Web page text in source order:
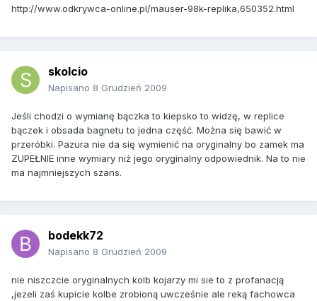
http://www.odkrywca-online.pl/mauser-98k-replika,650352.html
skolcio
Napisano 8 Grudzień 2009
Jeśli chodzi o wymianę bączka to kiepsko to widzę, w replice
bączek i obsada bagnetu to jedna część. Można się bawić w
przeróbki. Pazura nie da się wymienić na oryginalny bo zamek ma
ZUPEŁNIE inne wymiary niż jego oryginalny odpowiednik. Na to nie
ma najmniejszych szans.
bodekk72
Napisano 8 Grudzień 2009
nie niszczcie oryginalnych kolb kojarzy mi sie to z profanacją
,jezeli zaś kupicie kolbe zrobioną uwcześnie ale reką fachowca